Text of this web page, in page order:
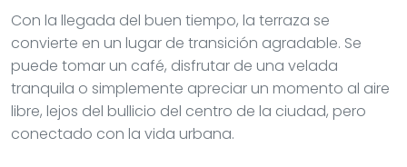
Con la llegada del buen tiempo, la terraza se
convierte en un lugar de transición agradable. Se
puede tomar un café, disfrutar de una velada
tranquila o simplemente apreciar un momento al aire
libre, lejos del bullicio del centro de la ciudad, pero
conectado con la vida urbana.